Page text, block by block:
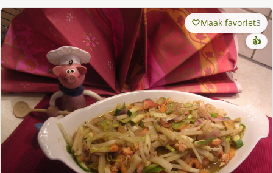
Maak favoriet3
👍